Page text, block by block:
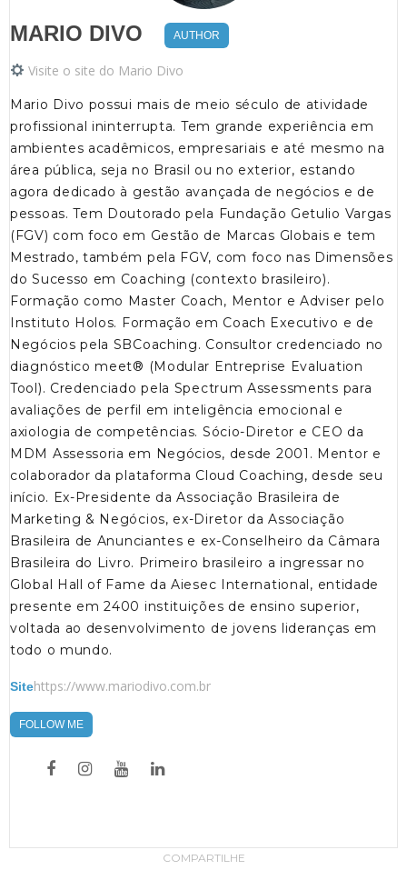
MARIO DIVO AUTHOR
Visite o site do Mario Divo
Mario Divo possui mais de meio século de atividade
profissional ininterrupta. Tem grande experiência em
ambientes acadêmicos, empresariais e até mesmo na
área pública, seja no Brasil ou no exterior, estando
agora dedicado à gestão avançada de negócios e de
pessoas. Tem Doutorado pela Fundação Getulio Vargas
(FGV) com foco em Gestão de Marcas Globais e tem
Mestrado, também pela FGV, com foco nas Dimensões
do Sucesso em Coaching (contexto brasileiro).
Formação como Master Coach, Mentor e Adviser pelo
Instituto Holos. Formação em Coach Executivo e de
Negócios pela SBCoaching. Consultor credenciado no
diagnóstico meet® (Modular Entreprise Evaluation
Tool). Credenciado pela Spectrum Assessments para
avaliações de perfil em inteligência emocional e
axiologia de competências. Sócio-Diretor e CEO da
MDM Assessoria em Negócios, desde 2001. Mentor e
colaborador da plataforma Cloud Coaching, desde seu
início. Ex-Presidente da Associação Brasileira de
Marketing & Negócios, ex-Diretor da Associação
Brasileira de Anunciantes e ex-Conselheiro da Câmara
Brasileira do Livro. Primeiro brasileiro a ingressar no
Global Hall of Fame da Aiesec International, entidade
presente em 2400 instituições de ensino superior,
voltada ao desenvolvimento de jovens lideranças em
todo o mundo.
Sitehttps://www.mariodivo.com.br
FOLLOW ME
COMPARTILHE